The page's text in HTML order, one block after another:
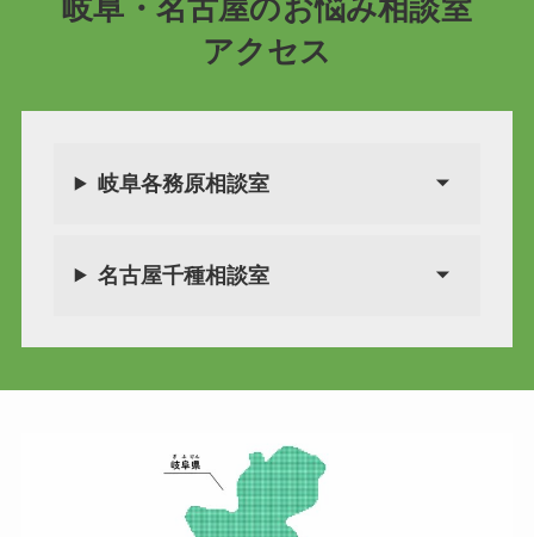
岐阜・名古屋のお悩み相談室
アクセス
岐阜各務原相談室
名古屋千種相談室